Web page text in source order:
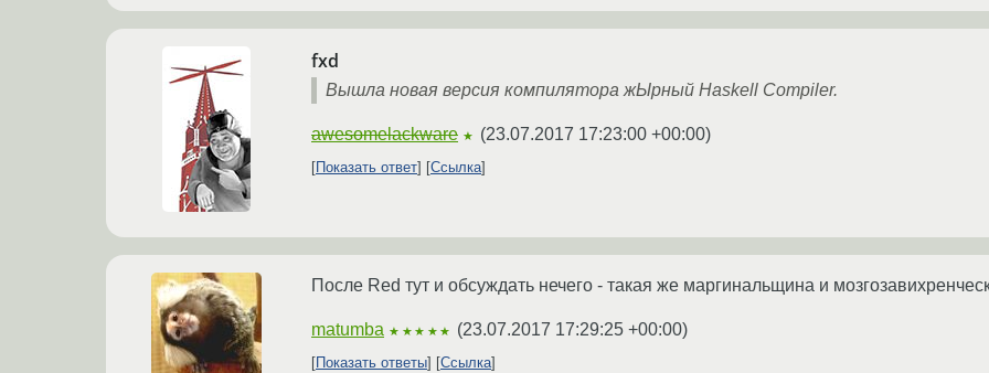
fxd
Вышла новая версия компилятора жЫрный Haskell Compiler.
awesomelackware ★ (23.07.2017 17:23:00 +00:00)
Показать ответ Ссылка
После Red тут и обсуждать нечего - такая же маргинальщина и
matumba ★★★★★ (23.07.2017 17:29:25 +00:00)
Показать ответы Ссылка